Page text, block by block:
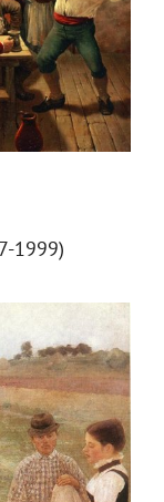
1999)